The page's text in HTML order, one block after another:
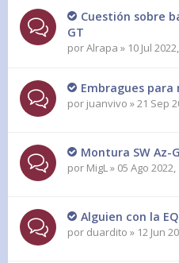
Cuestión sobre
GT
porAlrapa » 10 Jul
Embragues
por juanvivo » 21 Sep
Montura SW Az-
por MigL» 05 Ago 2022,
Alguien con la
por duardito » 12 Jun